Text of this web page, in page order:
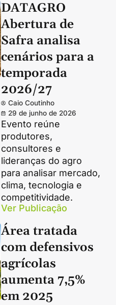
DATAGRO
Abertura de
Safra analisa
cenários para a
temporada
2026/27
Caio Coutinho
29 de junho de 2026
Evento reúne
produtores,
consultores e
lideranças do agro
para analisar mercado,
clima, tecnologia e
competitividade.
Ver Publicação
Área tratada
com defensivos
agrícolas
aumenta 7,5%
em 2025